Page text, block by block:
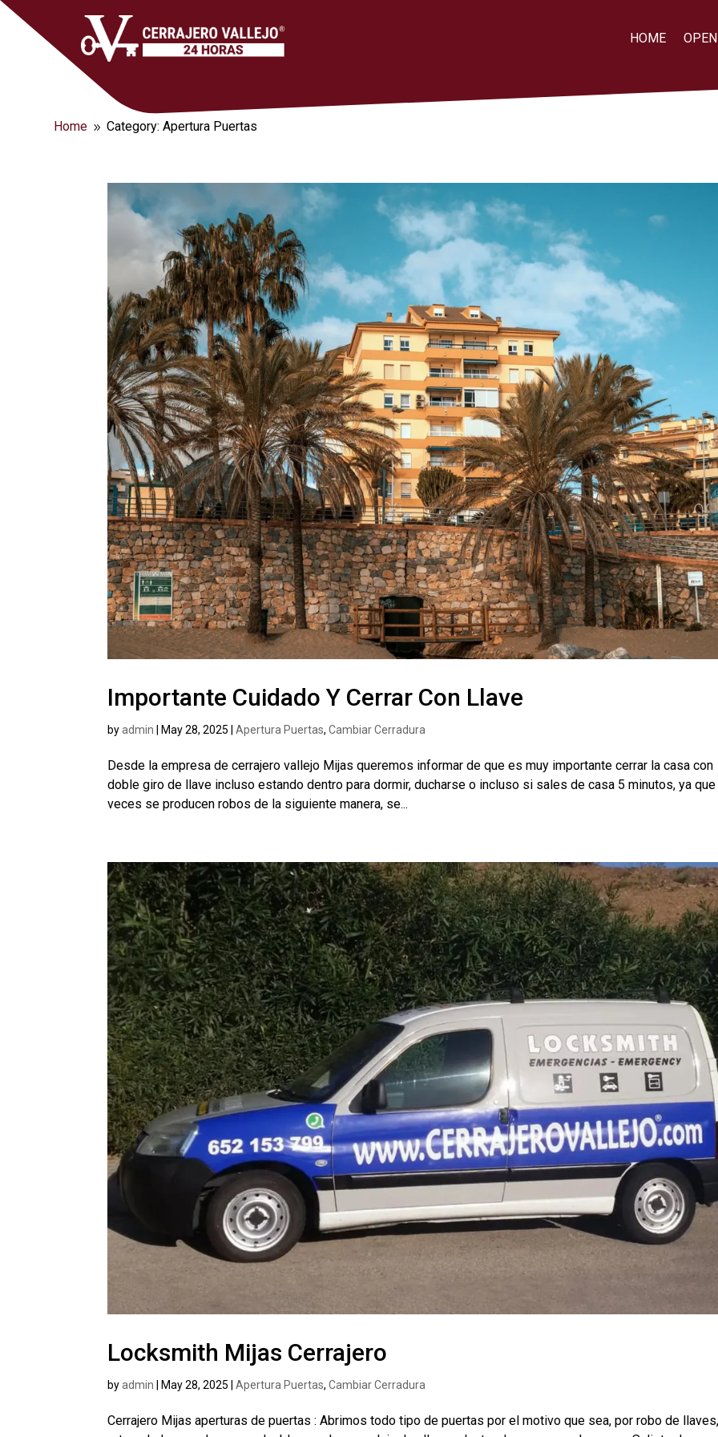
HOME
Home 9 Category: Apertura Puertas
Importante Cuidado Y Cerrar Con Llave
byadmin May 28, 2025 |Apertura Puertas,Cambiar Cerradura
Desde la empresa de cerrajero vallejo Mijas queremos informar de que es muy importante cerrar la casa con
doble giro de llave incluso estando dentro para dormir, ducharse o incluso si sales de casa 5 minutos, ya que
veces se producen robos de la siguiente manera, se...
Locksmith Mijas Cerrajero
byadmin May 28, 2025 |Apertura Puertas,Cambiar Cerradura
Cerrajero Mijas aperturas de puertas : Abrimos todo tipo de puertas por el motivo que sea, por robo de